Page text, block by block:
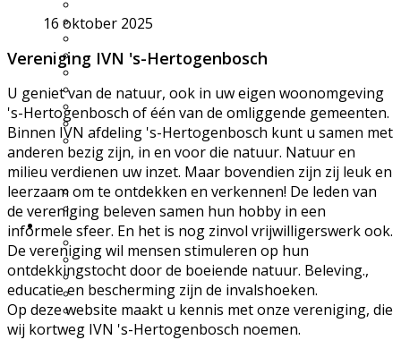
Jaarboeken
Ledenvergaderingen
Vacatures
Info voor IVN vrijwilligers
Handboek werkgroepen
Materialen
Statuten, huishoudelijk
reglement,
omgangsregels
Gidsenmateriaal
Over deze website
Contact
Contactgegevens
Excursie aanvragen
Lid worden en meedoen?
Meldpunt Natuur
Route naar 't Wikveld
Empel
16 oktober 2025
Vereniging IVN 's-Hertogenbosch
U geniet van de natuur, ook in uw eigen woonomgeving
's-Hertogenbosch of één van de omliggende gemeenten.
Binnen IVN afdeling 's-Hertogenbosch kunt u samen met
anderen bezig zijn, in en voor die natuur. Natuur en
milieu verdienen uw inzet. Maar bovendien zijn zij leuk en
leerzaam om te ontdekken en verkennen! De leden van
de vereniging beleven samen hun hobby in een
informele sfeer. En het is nog zinvol vrijwilligerswerk ook.
De vereniging wil mensen stimuleren op hun
ontdekkingstocht door de boeiende natuur. Beleving.,
educatie en bescherming zijn de invalshoeken.
Op deze website maakt u kennis met onze vereniging, die
wij kortweg IVN 's-Hertogenbosch noemen.